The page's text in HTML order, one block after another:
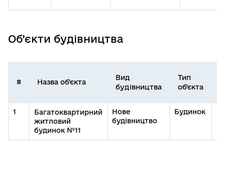
Об’єкти будівництва
# Назва об'єкта
Вид
будівництва
Тип
об'єкта
1
Багатоквартирний
житловий
будинок №11
Нове
будівництво
Будинок